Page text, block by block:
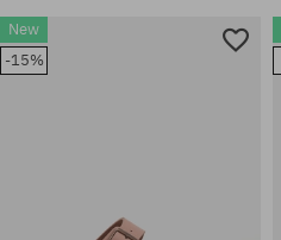
Dostupné veľkosti:
35; 36; 37; 38; 39; 40; 41
New
-15%